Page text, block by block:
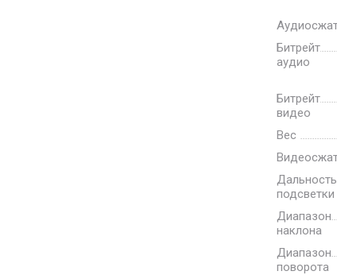
Битрейт
аудио
Битрейт
видео
Вес
Дальность
подсветки
Диапазон
наклона
Диапазон
поворота